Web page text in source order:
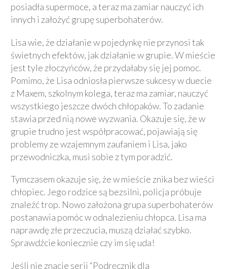
posiadła supermoce, a teraz ma zamiar nauczyć ich
innych i założyć grupę superbohaterów.
Lisa wie, że działanie w pojedynkę nie przynosi tak
świetnych efektów, jak działanie w grupie. W mieście
jest tyle złoczyńców, że przydałaby się jej pomoc.
Pomimo, że Lisa odniosła pierwsze sukcesy w duecie
z Maxem, szkolnym kolega, teraz ma zamiar, nauczyć
wszystkiego jeszcze dwóch chłopaków. To zadanie
stawia przed nią nowe wyzwania. Okazuje się, że w
grupie trudno jest współpracować, pojawiają się
problemy ze wzajemnym zaufaniem i Lisa, jako
przewodniczka, musi sobie z tym poradzić.
Tymczasem okazuje się, że w mieście znika bez wieści
chłopiec. Jego rodzice są bezsilni, policja próbuje
znaleźć trop. Nowo założona grupa superbohaterów
postanawia pomóc w odnalezieniu chłopca. Lisa ma
naprawdę złe przeczucia, muszą działać szybko.
Sprawdźcie koniecznie czy im się uda!
Jeśli nie znacie serii “Podręcznik dla